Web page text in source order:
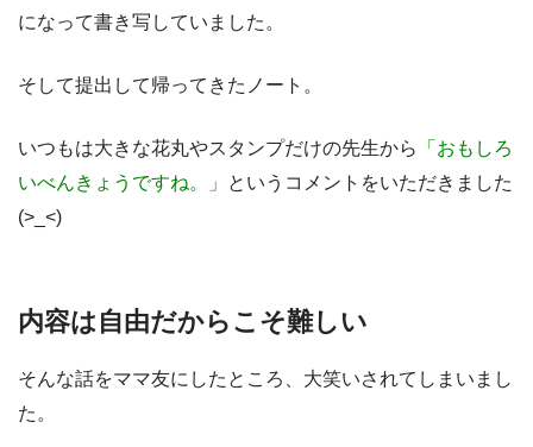
になって書き写していました。
そして提出して帰ってきたノート。
いつもは大きな花丸やスタンプだけの先生から
「おもしろ
いべんきょうですね。」
というコメントをいただきました
(>_<)
内容は自由だからこそ難しい
そんな話をママ友にしたところ、大笑いされてしまいまし
た。